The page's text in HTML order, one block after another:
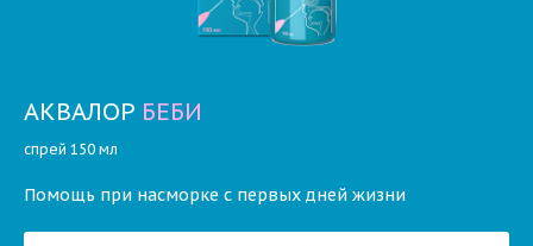
АКВАЛОР БЕБИ
спрей 150 мл
Помощь при насморке с первых дней жизни